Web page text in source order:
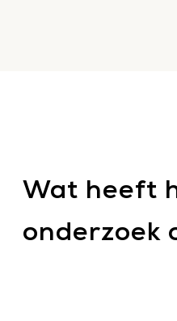
Wat heeft
onderzoek